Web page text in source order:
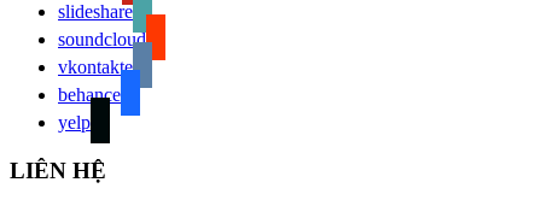
slideshare
soundcloud
vkontakte
behance
yelp
LIÊN HỆ